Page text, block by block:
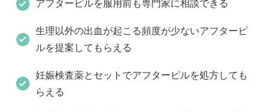
アフターピルを服用前も専門家に相談できる
生理以外の出血が起こる頻度が少ないアフターピ
ルを提案してもらえる
妊娠検査薬とセットでアフターピルを処方しても
らえる